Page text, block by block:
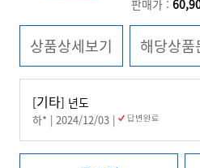
판매가 :
상품상세보기 해당상품
[기타] 년도
하* | 2024/12/03 |